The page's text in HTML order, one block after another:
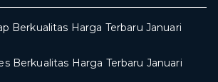
Berkualitas Harga Terbaru Januari
Berkualitas Harga Terbaru Januari